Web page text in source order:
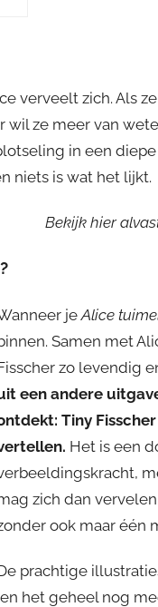
verveelt zich. Als
wil ze meer van
in een
niets is wat het lijkt.
Bekijk hier
jeAlice
Samen met
zo levendig
een andere
Tiny
Het is een
zich dan
ook maar één
prachtige
het geheel nog